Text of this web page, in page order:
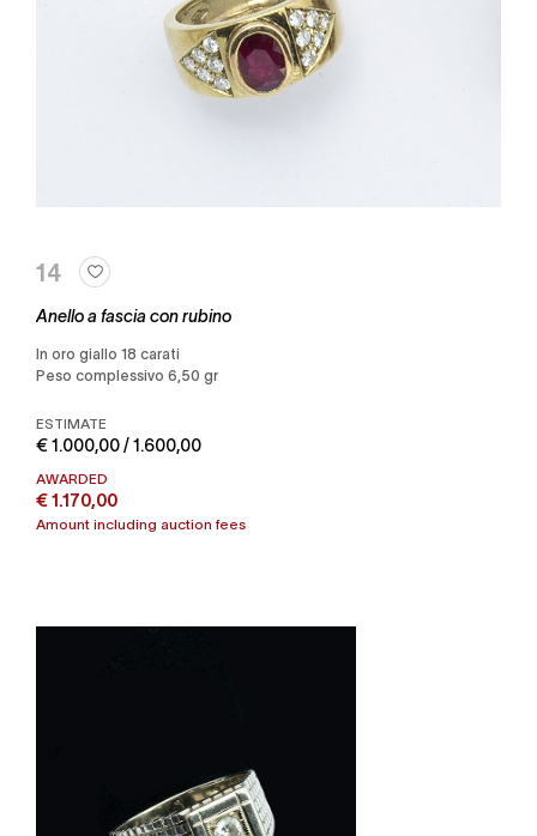
14
Anello a fascia con rubino
in oro giallo 18 carati
Peso complessivo 6,50 gr
ESTIMATE
€ 1.000,00 / 1.600,00
AWARDED
€ 1.170,00
Amount including auction fees